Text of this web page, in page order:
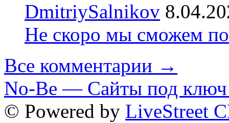
DmitriySalnikov
Не скоро мы сможем
Все комментарии →
No-Be — Сайты под ключ
© Powered by LiveStreet